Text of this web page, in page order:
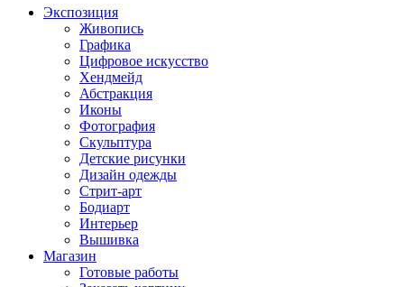
Экспозиция
Живопись
Графика
Цифровое искусство
Хендмейд
Абстракция
Иконы
Фотография
Скульптура
Детские рисунки
Дизайн одежды
Стрит-арт
Бодиарт
Интерьер
Вышивка
Магазин
Готовые работы